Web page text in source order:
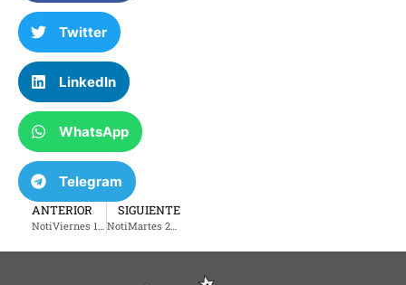
Twitter
LinkedIn
WhatsApp
Telegram
ANTERIOR
NotiViernes 16 de agosto 2024
SIGUIENTE
NotiMartes 20 de agosto 2024